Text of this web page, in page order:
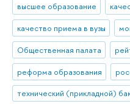
высшее образование
качество приема в вузы
Общественная палата
реформа образования
технический (прикладной)